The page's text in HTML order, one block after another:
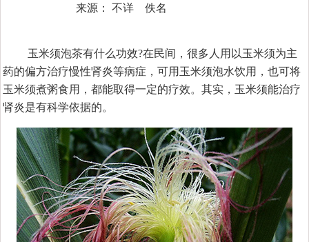
来源： 不详 佚名
玉米须泡茶有什么功效?在民间，很多人用以玉米须为主
药的偏方治疗慢性肾炎等病症，可用玉米须泡水饮用，也可将
玉米须煮粥食用，都能取得一定的疗效。其实，玉米须能治疗
肾炎是有科学依据的。